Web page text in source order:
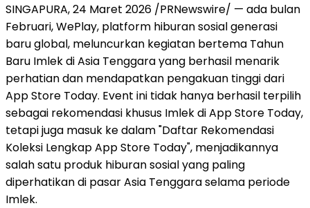
SINGAPURA, 24 Maret 2026 /PRNewswire/ — ada bulan
Februari, WePlay, platform hiburan sosial generasi
baru global, meluncurkan kegiatan bertema Tahun
Baru Imlek di Asia Tenggara yang berhasil menarik
perhatian dan mendapatkan pengakuan tinggi dari
App Store Today. Event ini tidak hanya berhasil terpilih
sebagai rekomendasi khusus Imlek di App Store Today,
tetapi juga masuk ke dalam "Daftar Rekomendasi
Koleksi Lengkap App Store Today", menjadikannya
salah satu produk hiburan sosial yang paling
diperhatikan di pasar Asia Tenggara selama periode
Imlek.